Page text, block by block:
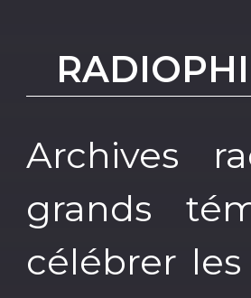
Archives
grands
célébrer